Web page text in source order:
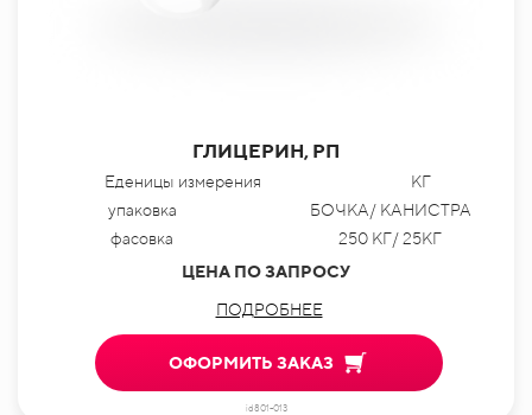
ГЛИЦЕРИН, РП
Еденицы измерения
КГ
упаковка
БОЧКА/ КАНИСТРА
фасовка
250 КГ/ 25КГ
ЦЕНА ПО ЗАПРОСУ
ПОДРОБНЕЕ
ОФОРМИТЬ ЗАКАЗ
id801-013